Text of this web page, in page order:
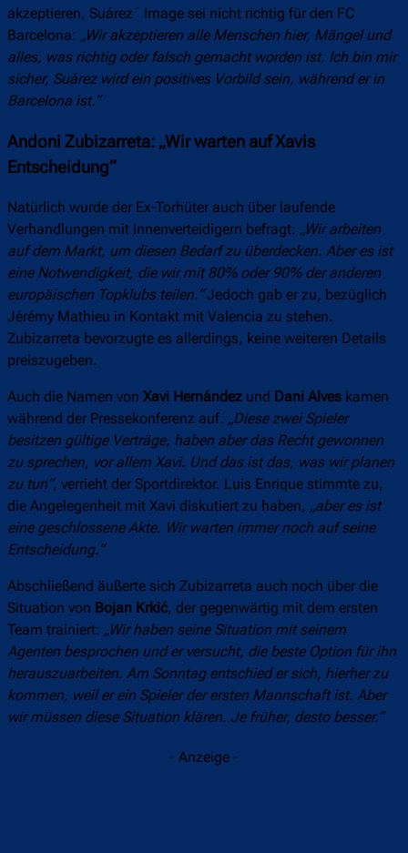
akzeptieren, Suárez´ Image sei nicht richtig für den FC
Barcelona: „Wir akzeptieren alle Menschen hier, Mängel und
alles, was richtig oder falsch gemacht worden ist. Ich bin mir
sicher, Suárez wird ein positives Vorbild sein, während er in
Barcelona ist.“
Andoni Zubizarreta: „Wir warten auf Xavis
Entscheidung“
Natürlich wurde der Ex-Torhüter auch über laufende
Verhandlungen mit Innenverteidigern befragt: „Wir arbeiten
auf dem Markt, um diesen Bedarf zu überdecken. Aber es ist
eine Notwendigkeit, die wir mit 80% oder 90% der anderen
europäischen Topklubs teilen.“Jedoch gab er zu, bezüglich
Jérémy Mathieu in Kontakt mit Valencia zu stehen.
Zubizarreta bevorzugte es allerdings, keine weiteren Details
preiszugeben.
Auch die Namen von Xavi Hernández und Dani Alves kamen
während der Pressekonferenz auf. „Diese zwei Spieler
besitzen gültige Verträge, haben aber das Recht gewonnen
zu sprechen, vor allem Xavi. Und das ist das, was wir planen
zu tun“, verrieht der Sportdirektor. Luis Enrique stimmte zu,
die Angelegenheit mit Xavi diskutiert zu haben, „aber es ist
eine geschlossene Akte. Wir warten immer noch auf seine
Entscheidung.“
Abschließend äußerte sich Zubizarreta auch noch über die
Situation von Bojan Krkić, der gegenwärtig mit dem ersten
Team trainiert: „Wir haben seine Situation mit seinem
Agenten besprochen und er versucht, die beste Option für ihn
herauszuarbeiten. Am Sonntag entschied er sich, hierher zu
kommen, weil er ein Spieler der ersten Mannschaft ist. Aber
wir müssen diese Situation klären. Je früher, desto besser.“
- Anzeige -